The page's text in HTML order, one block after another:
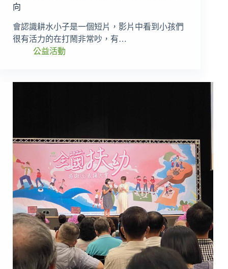
向
會認識耕水小子是一個短片，影片中看到小孩們
很有活力的在打鬧非常吵，有…
公益活動